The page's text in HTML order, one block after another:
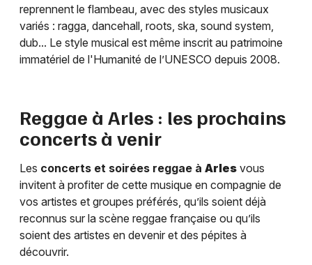
reprennent le flambeau, avec des styles musicaux
variés : ragga, dancehall, roots, ska, sound system,
dub... Le style musical est même inscrit au patrimoine
immatériel de l'Humanité de l’UNESCO depuis 2008.
Reggae à Arles : les prochains
concerts à venir
Les concerts et soirées reggae à Arles vous
invitent à profiter de cette musique en compagnie de
vos artistes et groupes préférés, qu’ils soient déjà
reconnus sur la scène reggae française ou qu’ils
soient des artistes en devenir et des pépites à
découvrir.